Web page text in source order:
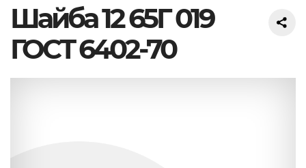
Шайба 12 65Г 019
ГОСТ 6402-70